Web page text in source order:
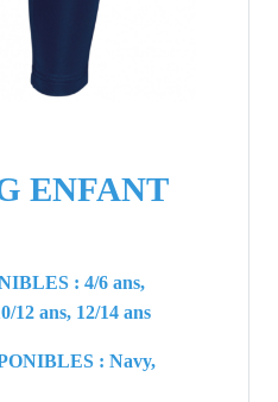
ENFANT
: 4/6 ans,
12 ans, 12/14 ans
: Navy,